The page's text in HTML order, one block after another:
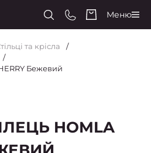
Меню
та крісла
Бежевий
HOMLA